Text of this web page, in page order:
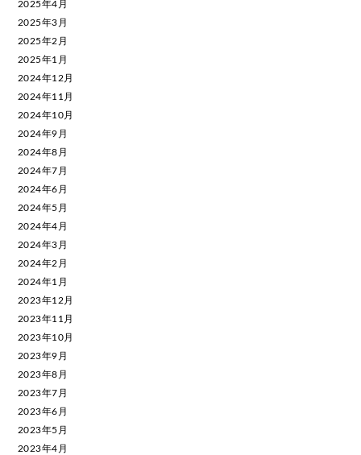
2025年4月
2025年3月
2025年2月
2025年1月
2024年12月
2024年11月
2024年10月
2024年9月
2024年8月
2024年7月
2024年6月
2024年5月
2024年4月
2024年3月
2024年2月
2024年1月
2023年12月
2023年11月
2023年10月
2023年9月
2023年8月
2023年7月
2023年6月
2023年5月
2023年4月